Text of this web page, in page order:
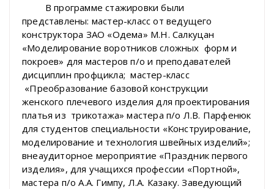
В программе стажировки были
представлены: мастер-класс от ведущего
конструктора ЗАО «Одема» М.Н. Салкуцан
«Моделирование воротников сложных форм и
покроев» для мастеров п/о и преподавателей
дисциплин профцикла; мастер-класс
«Преобразование базовой конструкции
женского плечевого изделия для проектирования
платья из трикотажа» мастера п/о Л.В. Парфенюк
для студентов специальности «Конструирование,
моделирование и технология швейных изделий»;
внеаудиторное мероприятие «Праздник первого
изделия», для учащихся профессии «Портной»,
мастера п/о А.А. Гимпу, Л.А. Казаку.Заведующий